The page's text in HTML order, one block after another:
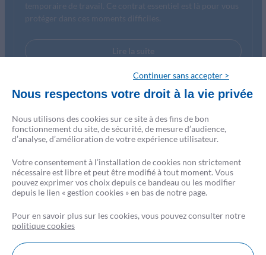
temporaire de travail. Ce contrat essentiel est là pour vous
protéger dans ces moments difficiles.
Lire la suite
Continuer sans accepter >
Nous respectons votre droit à la vie privée
Nous utilisons des cookies sur ce site à des fins de bon
fonctionnement du site, de sécurité, de mesure d’audience,
d’analyse, d’amélioration de votre expérience utilisateur.
Votre consentement à l’installation de cookies non strictement
nécessaire est libre et peut être modifié à tout moment. Vous
pouvez exprimer vos choix depuis ce bandeau ou les modifier
depuis le lien « gestion cookies » en bas de notre page.
Pour en savoir plus sur les cookies, vous pouvez consulter notre
politique cookies